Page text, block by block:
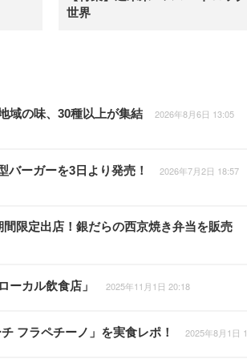
世界
域の味、30種以上が集結 2026年8月6日 13:05
ーガーを3日より発売！ 2026年7月2日 18:57
限定出店！銀だらの西京焼き弁当を販売
ーカル飲食店」 2025年11月1日 20:18
フラペチーノ」を実食レポ！ 2025年8月1日